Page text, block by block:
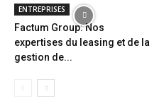
ENTREPRISES
Factum Group: Nos
expertises du leasing et de la
gestion de...